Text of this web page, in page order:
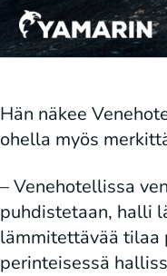
Hän näkee
ohella myös
– Venehotellissa
puhdistetaan, halli
lämmitettävää tilaa
perinteisessä